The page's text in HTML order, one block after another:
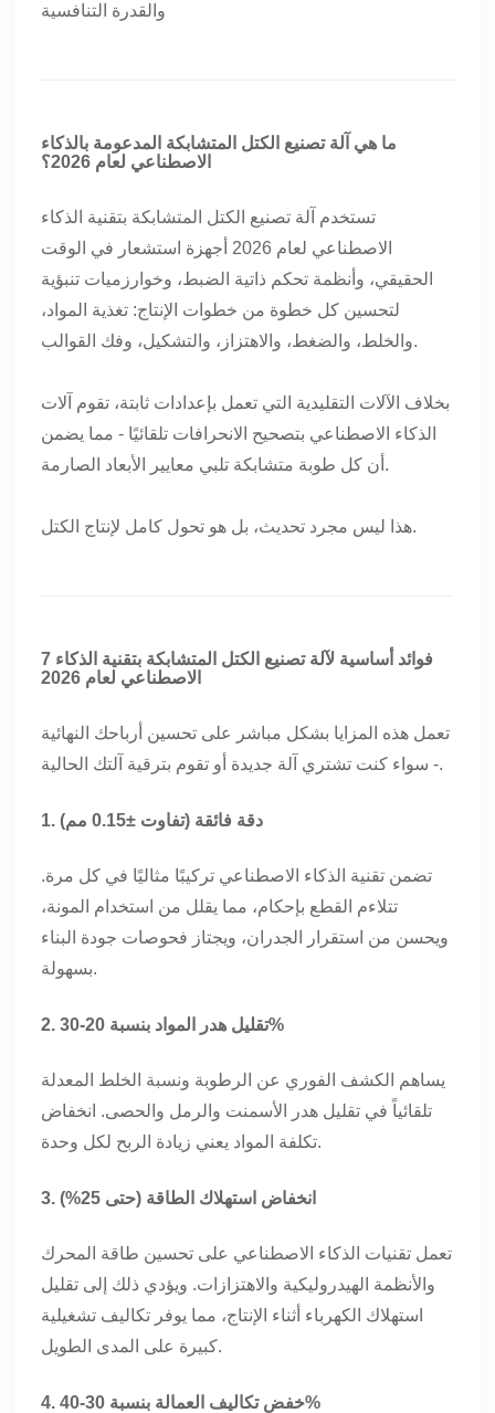
والقدرة التنافسية
ما هي آلة تصنيع الكتل المتشابكة المدعومة بالذكاء
الاصطناعي لعام 2026؟
تستخدم آلة تصنيع الكتل المتشابكة بتقنية الذكاء
الاصطناعي لعام 2026 أجهزة استشعار في الوقت
الحقيقي، وأنظمة تحكم ذاتية الضبط، وخوارزميات تنبؤية
لتحسين كل خطوة من خطوات الإنتاج: تغذية المواد،
والخلط، والضغط، والاهتزاز، والتشكيل، وفك القوالب.
بخلاف الآلات التقليدية التي تعمل بإعدادات ثابتة، تقوم آلات
الذكاء الاصطناعي بتصحيح الانحرافات تلقائيًا - مما يضمن
أن كل طوبة متشابكة تلبي معايير الأبعاد الصارمة.
هذا ليس مجرد تحديث، بل هو تحول كامل لإنتاج الكتل.
7 فوائد أساسية لآلة تصنيع الكتل المتشابكة بتقنية الذكاء
الاصطناعي لعام 2026
تعمل هذه المزايا بشكل مباشر على تحسين أرباحك النهائية
- سواء كنت تشتري آلة جديدة أو تقوم بترقية آلتك الحالية.
1. دقة فائقة (تفاوت ±0.15 مم)
تضمن تقنية الذكاء الاصطناعي تركيبًا مثاليًا في كل مرة.
تتلاءم القطع بإحكام، مما يقلل من استخدام المونة،
ويحسن من استقرار الجدران، ويجتاز فحوصات جودة البناء
بسهولة.
2. تقليل هدر المواد بنسبة 20-30%
يساهم الكشف الفوري عن الرطوبة ونسبة الخلط المعدلة
تلقائياً في تقليل هدر الأسمنت والرمل والحصى. انخفاض
تكلفة المواد يعني زيادة الربح لكل وحدة.
3. انخفاض استهلاك الطاقة (حتى 25%)
تعمل تقنيات الذكاء الاصطناعي على تحسين طاقة المحرك
والأنظمة الهيدروليكية والاهتزازات. ويؤدي ذلك إلى تقليل
استهلاك الكهرباء أثناء الإنتاج، مما يوفر تكاليف تشغيلية
كبيرة على المدى الطويل.
4. خفض تكاليف العمالة بنسبة 30-40%